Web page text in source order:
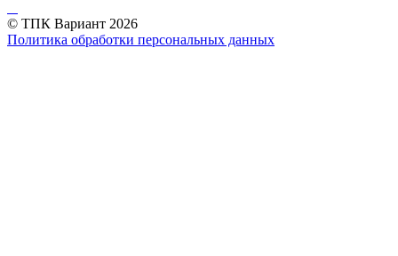
© ТПК Вариант 2026
Политика обработки персональных данных